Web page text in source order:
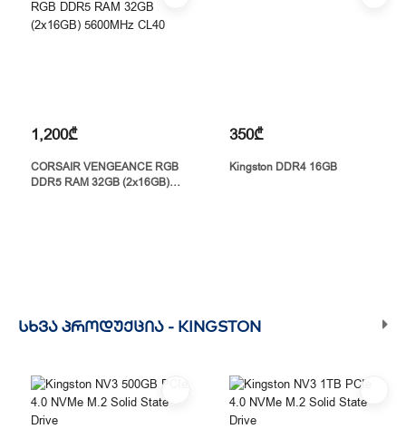
1,200₾
CORSAIR VENGEANCE RGB
DDR5 RAM 32GB (2x16GB)
350₾
Kingston DDR4 16GB
ᲡᲮᲕᲐ ᲞᲠᲝᲓᲣᲥᲪᲘᲐ - KINGSTON